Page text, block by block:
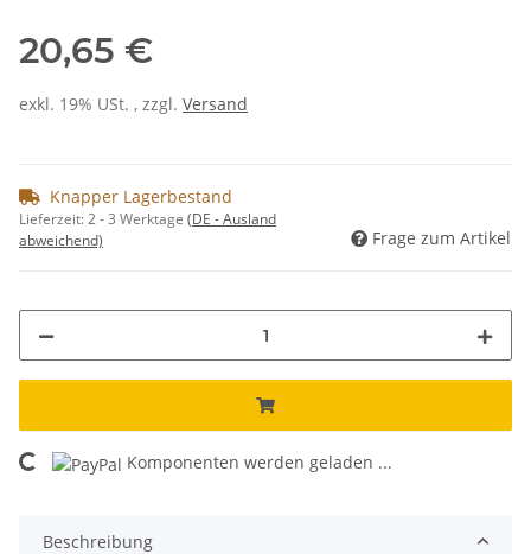
20,65 €
exkl. 19% USt. , zzgl. Versand
Knapper Lagerbestand
Lieferzeit:2 - 3 Werktage (DE - Ausland
abweichend)
Frage zum Artikel
Loading... Komponenten werden geladen ...
Beschreibung